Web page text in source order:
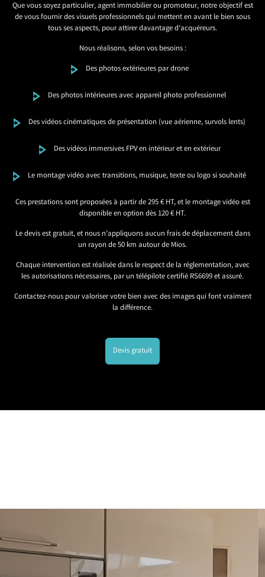
Que vous soyez particulier, agent immobilier ou promoteur, notre objectif est
de vous fournir des visuels professionnels qui mettent en avant le bien sous
tous ses aspects, pour attirer davantage d’acquéreurs.
Nous réalisons, selon vos besoins :
Des photos extérieures par drone
Des photos intérieures avec appareil photo professionnel
Des vidéos cinématiques de présentation (vue aérienne, survols lents)
Des vidéos immersives FPV en intérieur et en extérieur
Le montage vidéo avec transitions, musique, texte ou logo si souhaité
Ces prestations sont proposées à partir de 295 € HT, et le montage vidéo est
disponible en option dès 120 € HT.
Le devis est gratuit, et nous n’appliquons aucun frais de déplacement dans
un rayon de 50 km autour de Mios.
Chaque intervention est réalisée dans le respect de la réglementation, avec
les autorisations nécessaires, par un télépilote certifié RS6699 et assuré.
Contactez-nous pour valoriser votre bien avec des images qui font vraiment
la différence.
Devis gratuit